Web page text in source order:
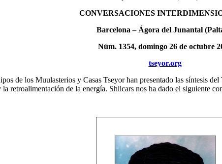
CONVERSACIONES
Barcelona – Ágora del Junantal
Núm. 1354, domingo 26 de octubre
tseyor.org
de los Muulasterios y Casas Tseyor han presentado las síntesis
retroalimentación de la energía. Shilcars nos ha dado el siguiente